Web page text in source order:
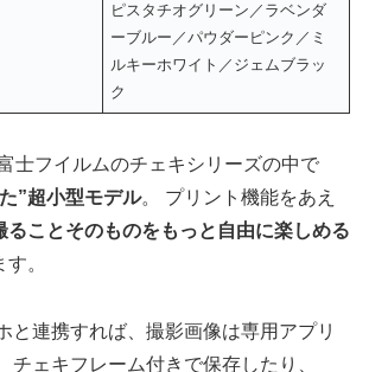
ピスタチオグリーン／ラベンダ
ーブルー／パウダーピンク／ミ
ルキーホワイト／ジェムブラッ
ク
士フイルムのチェキシリーズの中で
”超小型モデル。 プリント機能をあえ
ることそのものをもっと自由に楽しめる
。
と連携すれば、撮影画像は専用アプリ
チェキフレーム付きで保存したり、